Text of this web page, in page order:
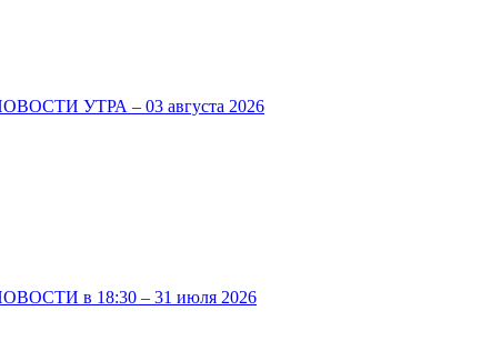
УТРА – 03 августа 2026
в 18:30 – 31 июля 2026